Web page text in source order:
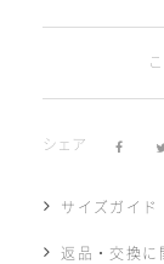
シェア
サイズガイド
返品・交換に